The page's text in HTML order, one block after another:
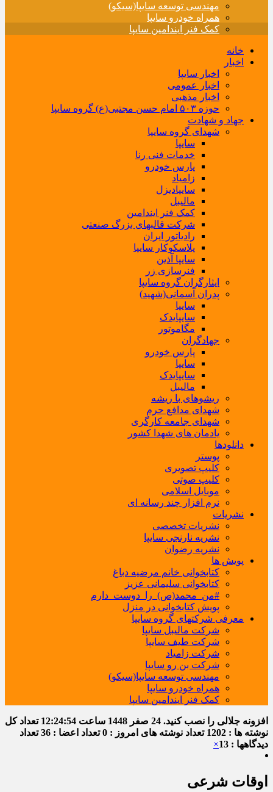
مهندسی توسعه سایپا(سیکو)
همراه خودرو سایپا
کمک فنر ایندامین سایپا
خانه
اخبار
اخبار سایپا
اخبار عمومی
اخبار مذهبی
حوزه ۵۰۳ امام حسن مجتبی(ع) گروه سایپا
جهاد و شهادت
شهدای گروه سایپا
سایپا
خدمات فنی رنا
پارس خودرو
زامیاد
سایپادیزل
مالیبل
کمک فنر ایندامین
شرکت قالبهای بزرگ صنعتی
رادیاتور ایران
پلاسکوکار سایپا
سایپا آذین
فنرسازی زر
ایثارگران گروه سایپا
پدران آسمانی(شهید)
سایپا
سایپایدک
مگاموتور
جهادگران
پارس خودرو
سایپا
سایپایدک
مالیبل
ریشوهای با ریشه
شهدای مدافع حرم
شهدای جامعه کارگری
یادمان های شهدا کشور
دانلودها
پوستر
کلیپ تصویری
کلیپ صوتی
موبایل اسلامی
نرم افزار چند رسانه ای
نشریات
نشریات تخصصی
نشریه نارنجی سایپا
نشریه رضوان
پویش ها
کتابخوانی خانم مرضیه دباغ
کتابخوانی سلیمانی عزیز
#من_محمد(ص)_را_دوست_دارم
پویش کتابخوانی در منزل
معرفی شرکتهای گروه سایپا
شرکت مالیبل سایپا
شرکت طیف سایپا
شرکت زامیاد
شرکت بن رو سایپا
مهندسی توسعه سایپا(سیکو)
همراه خودرو سایپا
کمک فنر ایندامین سایپا
افزونه جلالی را نصب کنید. 24 صفر 1448 ساعت 12:24:54 تعداد کل
نوشته ها : 1202
تعداد نوشته های امروز : 0 تعداد اعضا : 36
تعداد
دیدگاهها : 13
×
اوقات شرعی